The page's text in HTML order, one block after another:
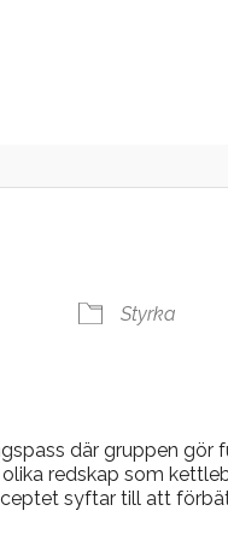
Styrka
där gruppen gör
redskap som
syftar till att